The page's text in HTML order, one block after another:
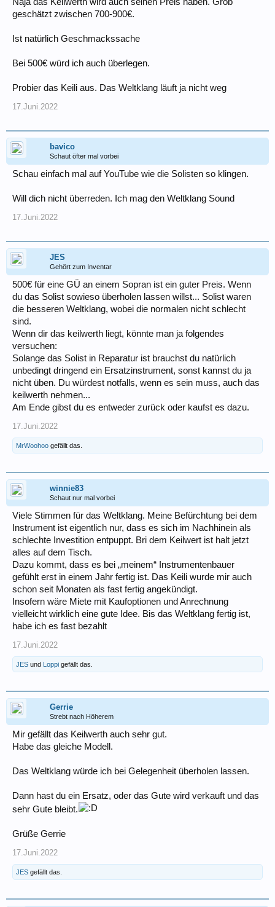
geschätzt zwischen 700-900€.
Ist natürlich Geschmackssache
Bei 500€ würd ich auch überlegen.
Probier das Keili aus. Das Weltklang läuft ja nicht weg
17.Juni.2022
bavico
Schaut öfter mal vorbei
Schau einfach mal auf YouTube wie die Solisten so klingen.
Will dich nicht überreden. Ich mag den Weltklang Sound
17.Juni.2022
JES
Gehört zum Inventar
500€ für eine GÜ an einem Sopran ist ein guter Preis. Wenn
du das Solist sowieso überholen lassen willst... Solist waren
die besseren Weltklang, wobei die normalen nicht schlecht
sind.
Wenn dir das keilwerth liegt, könnte man ja folgendes
versuchen:
Solange das Solist in Reparatur ist brauchst du natürlich
unbedingt dringend ein Ersatzinstrument, sonst kannst du ja
nicht üben. Du würdest notfalls, wenn es sein muss, auch das
keilwerth nehmen...
Am Ende gibst du es entweder zurück oder kaufst es dazu.
17.Juni.2022
MrWoohoo gefällt das.
winnie83
Schaut nur mal vorbei
Viele Stimmen für das Weltklang. Meine Befürchtung bei dem
Instrument ist eigentlich nur, dass es sich im Nachhinein als
schlechte Investition entpuppt. Bri dem Keilwert ist halt jetzt
alles auf dem Tisch.
Dazu kommt, dass es bei „meinem“ Instrumentenbauer
gefühlt erst in einem Jahr fertig ist. Das Keili wurde mir auch
schon seit Monaten als fast fertig angekündigt.
Insofern wäre Miete mit Kaufoptionen und Anrechnung
vielleicht wirklich eine gute Idee. Bis das Weltklang fertig ist,
habe ich es fast bezahlt
17.Juni.2022
JES und Loppi gefällt das.
Gerrie
Strebt nach Höherem
Mir gefällt das Keilwerth auch sehr gut.
Habe das gleiche Modell.
Das Weltklang würde ich bei Gelegenheit überholen lassen.
Dann hast du ein Ersatz, oder das Gute wird verkauft und das
sehr Gute bleibt.
Grüße Gerrie
17.Juni.2022
JES gefällt das.